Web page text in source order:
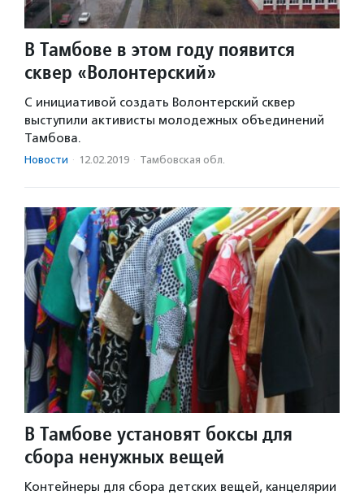
В Тамбове в этом году появится
сквер «Волонтерский»
С инициативой создать Волонтерский сквер
выступили активисты молодежных объединений
Тамбова.
Новости · 12.02.2019 · Тамбовская обл.
В Тамбове установят боксы для
сбора ненужных вещей
Контейнеры для сбора детских вещей, канцелярии